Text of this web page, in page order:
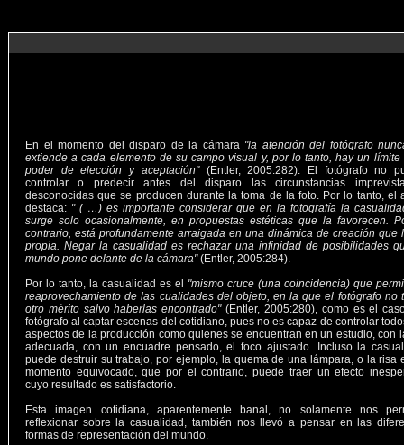
En el momento del disparo de la cámara "la atención del fotógrafo
extiende a cada elemento de su campo visual y, por lo tanto, hay un límite
poder de elección y aceptación"(Entler, 2005:282). El fotógrafo no
controlar o predecir antes del disparo las circunstancias
desconocidas que se producen durante la toma de la foto. Por lo tanto, el
destaca: " ( …) es importante considerar que en la fotografía la
surge solo ocasionalmente, en propuestas estéticas que la favorecen.
contrario, está profundamente arraigada en una dinámica de creación que
propia. Negar la casualidad es rechazar una infinidad de posibilidades
mundo pone delante de la cámara"(Entler, 2005:284).
Por lo tanto, la casualidad es el "mismo cruce (una coincidencia) que
reaprovechamiento de las cualidades del objeto, en la que el fotógrafo no
otro mérito salvo haberlas encontrado"(Entler, 2005:280), como es el
fotógrafo al captar escenas del cotidiano, pues no es capaz de controlar
aspectos de la producción como quienes se encuentran en un estudio, con
adecuada, con un encuadre pensado, el foco ajustado. Incluso la
puede destruir su trabajo, por ejemplo, la quema de una lámpara, o la risa
momento equivocado, que por el contrario, puede traer un efecto
cuyo resultado es satisfactorio.
Esta imagen cotidiana, aparentemente banal, no solamente nos
reflexionar sobre la casualidad, también nos llevó a pensar en las
formas de representación del mundo.